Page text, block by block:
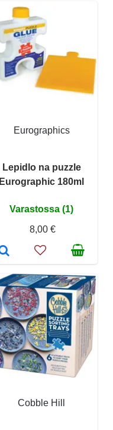
Eurographics
Lepidlo na puzzle
Eurographic 180ml
Varastossa (1)
8,00 €
Cobble Hill